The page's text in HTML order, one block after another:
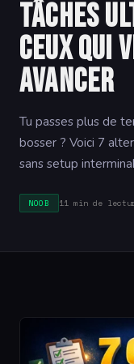
tâches
ceux qui
avancer
Tu passes plus de
bosser ? Voici 7
sans setup
NOOB 11 min de